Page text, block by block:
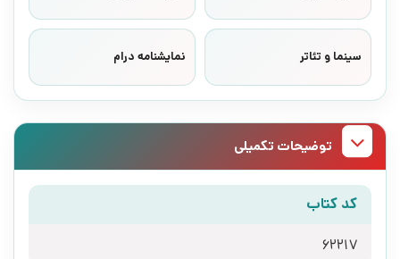
سینما و تئاتر نمایشنامه درام
توضیحات تکمیلی
کد کتاب
62217